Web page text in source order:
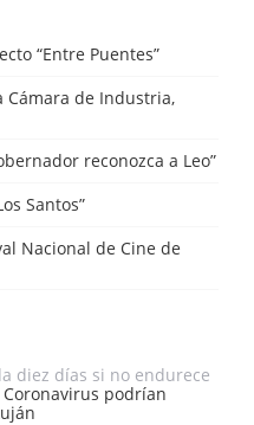
“Entre Puentes”
Cámara de Industria,
reconozca a Leo”
Santos”
Nacional de Cine de
diez días si no endurece
Coronavirus podrían